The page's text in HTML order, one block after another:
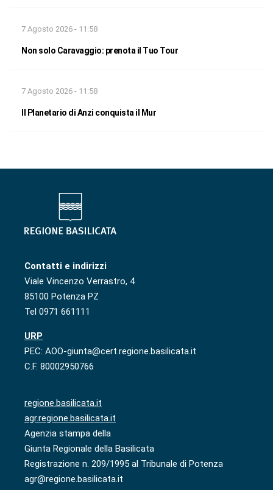
7 Agosto 2026 - 11:58
Non solo Caravaggio: prenota il Tuo Tour
7 Agosto 2026 - 11:58
Il Planetario di Anzi conquista il Mur
Contatti e indirizzi
Viale Vincenzo Verrastro, 4
85100 Potenza PZ
Tel 0971 661111
URP
PEC: AOO-giunta@cert.regione.basilicata.it
C.F. 80002950766
regione.basilicata.it
agr.regione.basilicata.it
Agenzia stampa della
Giunta Regionale della Basilicata
Registrazione n. 209/1995 al Tribunale di Potenza
agr@regione.basilicata.it